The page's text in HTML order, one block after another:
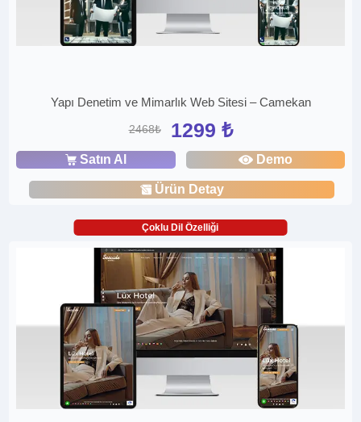
Yapı Denetim ve Mimarlık Web Sitesi – Camekan
2468₺ 1299 ₺
Satın Al Demo
Ürün Detay
Çoklu Dil Özelliği